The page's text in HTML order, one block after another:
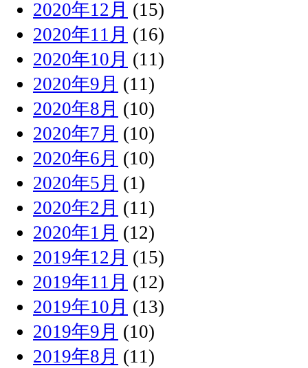
2020年12月 (15)
2020年11月 (16)
2020年10月 (11)
2020年9月 (11)
2020年8月 (10)
2020年7月 (10)
2020年6月 (10)
2020年5月 (1)
2020年2月 (11)
2020年1月 (12)
2019年12月 (15)
2019年11月 (12)
2019年10月 (13)
2019年9月 (10)
2019年8月 (11)